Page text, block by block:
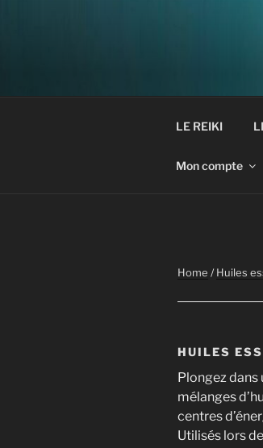
LE REIKI
Mon compte
Home /Huiles
HUILES
Plongez
mélanges
centres
Utilisés lors